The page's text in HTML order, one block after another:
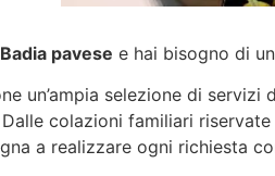
Badia pavese e hai bisogno di
un’ampia selezione di servizi
colazioni familiari
a realizzare ogni richiesta